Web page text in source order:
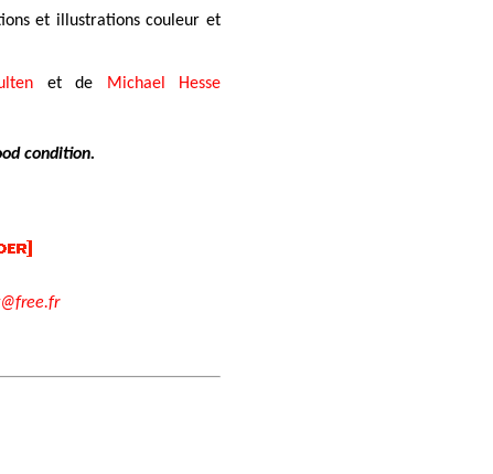
et illustrations couleur et
et de
Michael Hesse
condition.